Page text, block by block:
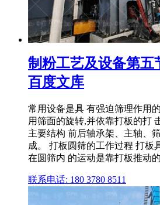
制粉工艺及设备第五
百度文库
常用设备是具 有强迫筛理作用
用筛面的旋转,并依靠打板的打
主要结构 前后轴承架、主轴、
成。 打板圆筛的工作过程 打板
在圆筛内 的运动是靠打板推动的
联系电话: 180 3780 8511